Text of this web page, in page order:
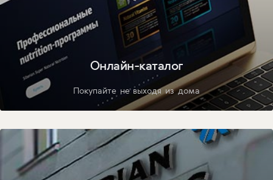
Онлайн-каталог
Покупайте не выходя из дома